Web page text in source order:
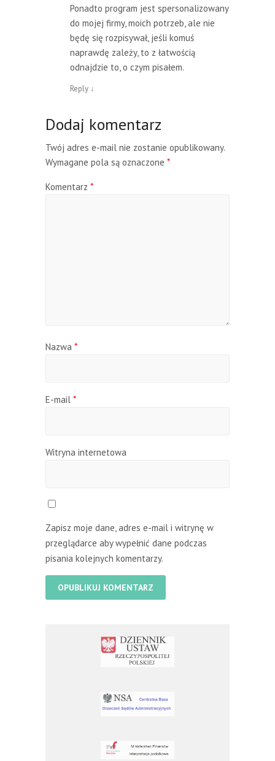
Ponadto program jest spersonalizowany
do mojej firmy, moich potrzeb, ale nie
będę się rozpisywał, jeśli komuś
naprawdę zależy, to z łatwością
odnajdzie to, o czym pisałem.
Reply ↓
Dodaj komentarz
Twój adres e-mail nie zostanie opublikowany.
Wymagane pola są oznaczone *
Komentarz *
Nazwa *
E-mail *
Witryna internetowa
Zapisz moje dane, adres e-mail i witrynę w
przeglądarce aby wypełnić dane podczas
pisania kolejnych komentarzy.